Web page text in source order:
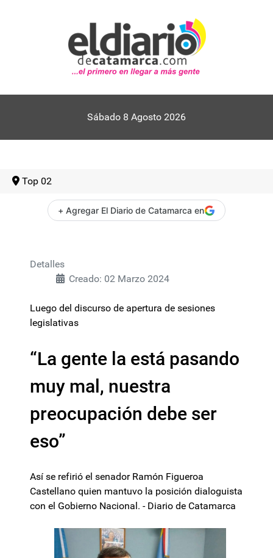
Sábado 8 Agosto 2026
Top 02
+ Agregar El Diario de Catamarca en
Detalles
Creado: 02 Marzo 2024
Luego del discurso de apertura de sesiones
legislativas
“La gente la está pasando
muy mal, nuestra
preocupación debe ser
eso”
Así se refirió el senador Ramón Figueroa
Castellano quien mantuvo la posición dialoguista
con el Gobierno Nacional. - Diario de Catamarca